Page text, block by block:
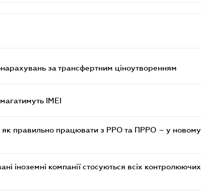
за трансфертним ціноутворенням
IMEI
як правильно працювати з РРО та ПРРО – у новому
іноземні компанії стосуються всіх контролюючих